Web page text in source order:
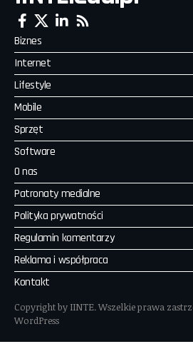
Biznes
Internet
Lifestyle
Mobile
Sprzęt
Software
O nas
Patronaty medialne
Polityka prywatności
Regulamin komentarzy
Reklama i współpraca
Kontakt
Copyright by IINTE. Wszelkie prawa
WordPress